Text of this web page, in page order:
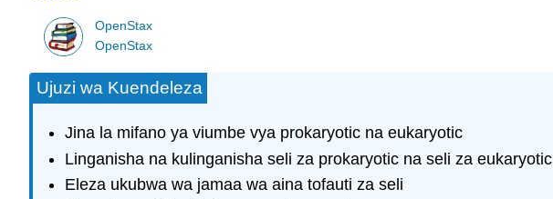
OpenStax
OpenStax
Ujuzi wa Kuendeleza
Jina la mifano ya viumbe vya prokaryotic na eukaryotic
Linganisha na kulinganisha seli za prokaryotic na seli za eukaryotic
Eleza ukubwa wa jamaa wa aina tofauti za seli